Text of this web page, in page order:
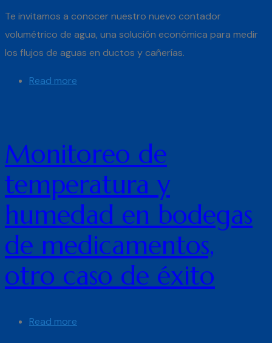
Te invitamos a conocer nuestro nuevo contador
volumétrico de agua, una solución económica para medir
los flujos de aguas en ductos y cañerías.
Read more
Monitoreo de
temperatura y
humedad en bodegas
de medicamentos,
otro caso de éxito
Read more